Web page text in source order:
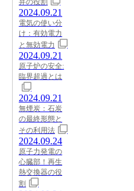
弁の役割
2024.09.21
電気の使い分
け：有効電力
と無効電力
2024.09.21
原子炉の安全:
臨界超過とは
2024.09.21
無煙炭：石炭
の最終形態と
その利用法
2024.09.24
原子力発電の
心臓部！再生
熱交換器の役
割